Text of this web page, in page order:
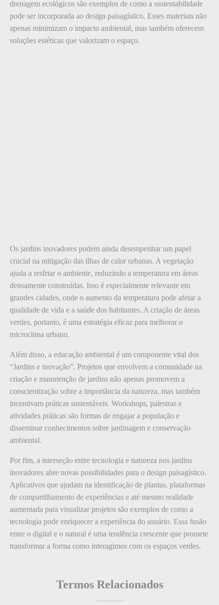
drenagem ecológicos são exemplos de como a sustentabilidade
pode ser incorporada ao design paisagístico. Esses materiais não
apenas minimizam o impacto ambiental, mas também oferecem
soluções estéticas que valorizam o espaço.
Os jardins inovadores podem ainda desempenhar um papel
crucial na mitigação das ilhas de calor urbanas. A vegetação
ajuda a resfriar o ambiente, reduzindo a temperatura em áreas
densamente construídas. Isso é especialmente relevante em
grandes cidades, onde o aumento da temperatura pode afetar a
qualidade de vida e a saúde dos habitantes. A criação de áreas
verdes, portanto, é uma estratégia eficaz para melhorar o
microclima urbano.
Além disso, a educação ambiental é um componente vital dos
“Jardins e inovação”. Projetos que envolvem a comunidade na
criação e manutenção de jardins não apenas promovem a
conscientização sobre a importância da natureza, mas também
incentivam práticas sustentáveis. Workshops, palestras e
atividades práticas são formas de engajar a população e
disseminar conhecimentos sobre jardinagem e conservação
ambiental.
Por fim, a interseção entre tecnologia e natureza nos jardins
inovadores abre novas possibilidades para o design paisagístico.
Aplicativos que ajudam na identificação de plantas, plataformas
de compartilhamento de experiências e até mesmo realidade
aumentada para visualizar projetos são exemplos de como a
tecnologia pode enriquecer a experiência do usuário. Essa fusão
entre o digital e o natural é uma tendência crescente que promete
transformar a forma como interagimos com os espaços verdes.
Termos Relacionados